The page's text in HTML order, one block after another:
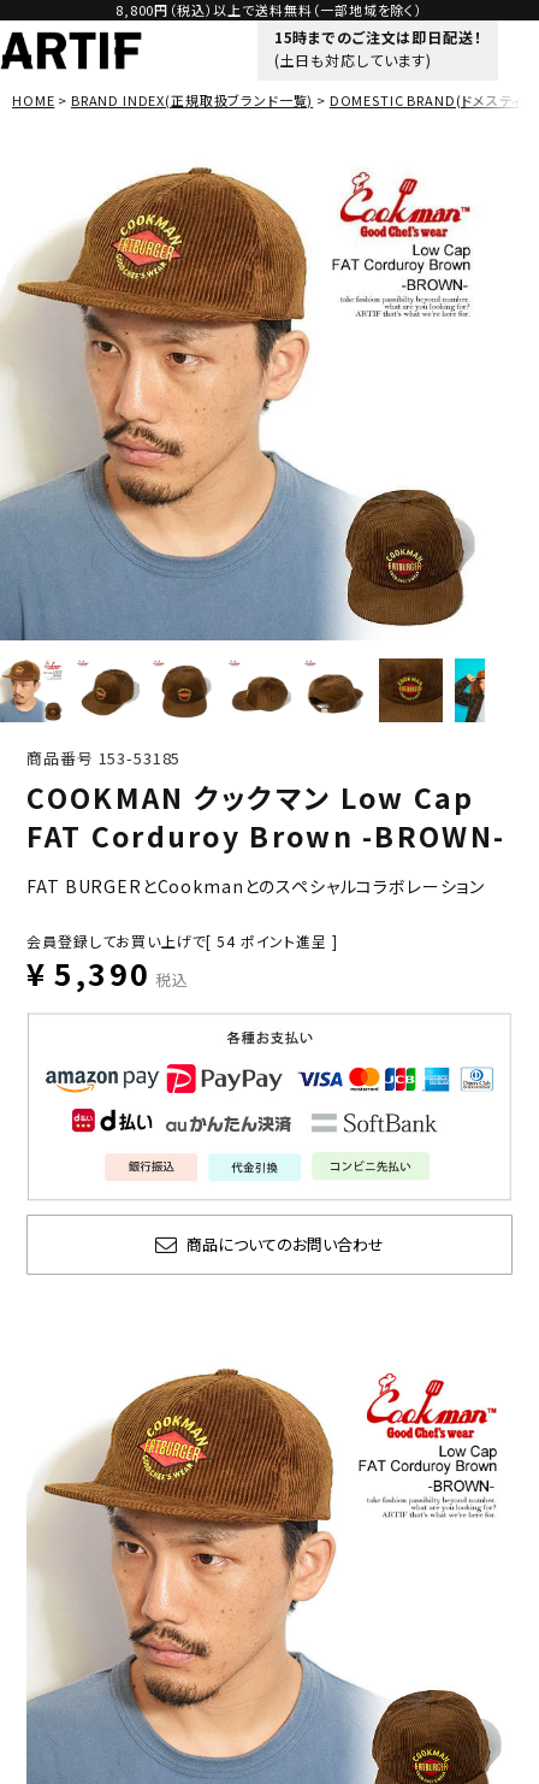
8,800円（税込）以上で送料無料（一部地域を除く）
15時までのご注文は即日配送！
(土日も対応しています)
HOME BRAND INDEX(正規取扱ブランド一覧) DOMESTIC BRAND(ドメスティッ
商品番号 153-53185
COOKMAN クックマン Low Cap
FAT Corduroy Brown -BROWN-
FAT BURGERとCookmanとのスペシャルコラボレーション
会員登録してお買い上げで[ 54 ポイント進呈 ]
¥ 5,390 税込
商品についてのお問い合わせ